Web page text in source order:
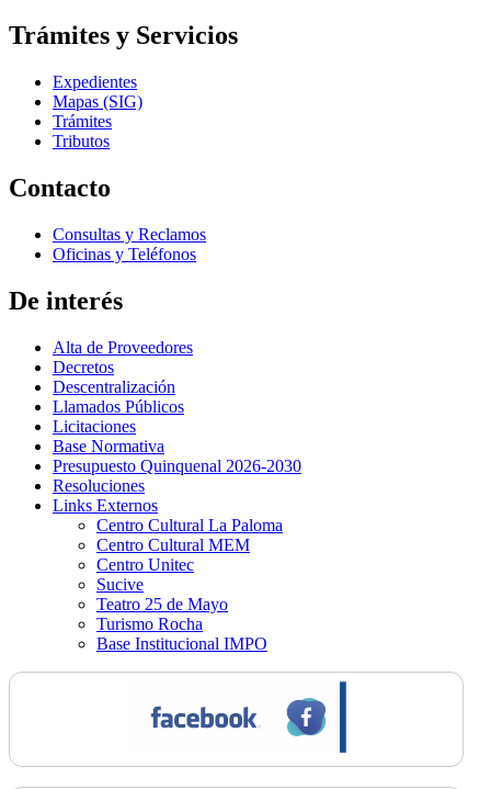
Trámites y Servicios
Expedientes
Mapas (SIG)
Trámites
Tributos
Contacto
Consultas y Reclamos
Oficinas y Teléfonos
De interés
Alta de Proveedores
Decretos
Descentralización
Llamados Públicos
Licitaciones
Base Normativa
Presupuesto Quinquenal 2026-2030
Resoluciones
Links Externos
Centro Cultural La Paloma
Centro Cultural MEM
Centro Unitec
Sucive
Teatro 25 de Mayo
Turismo Rocha
Base Institucional IMPO